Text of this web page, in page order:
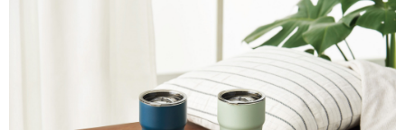
１．透過由恩沛科技股份有限公司提供之「AFTEE先享後付」服務完成之交
易，需依本服務之必要範圍內提供個人資料，並將交易相關給付款項請求債
２．關於個人資料處理事宜，請瀏覽以下網址：
https://aftee.tw/terms/#terms3
３．未成年的使用者請事先徵得法定代理人或監護人之同意方可使用